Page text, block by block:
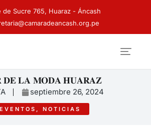
de Sucre 765, Huaraz - Áncash
𝐃𝐄 𝐋𝐀 𝐌𝐎𝐃𝐀 𝐇𝐔𝐀𝐑𝐀𝐙
septiembre 26, 2024
EVENTOS , NOTICIAS